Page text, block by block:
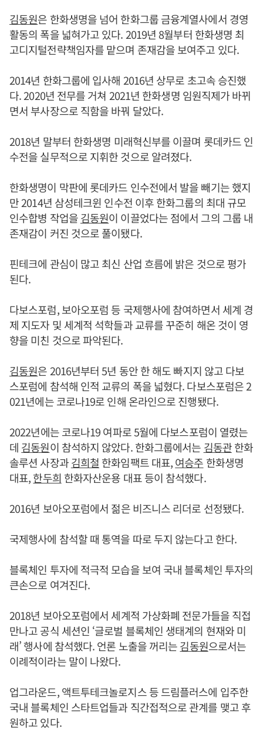
김동원은 한화생명을 넘어 한화그룹 금융계열사에서 경영
활동의 폭을 넓혀가고 있다. 2019년 8월부터 한화생명 최
고디지털전략책임자를 맡으며 존재감을 보여주고 있다.
2014년 한화그룹에 입사해 2016년 상무로 초고속 승진했
다. 2020년 전무를 거쳐 2021년 한화생명 임원직제가 바뀌
면서 부사장으로 직함을 바꿔 달았다.
2018년 말부터 한화생명 미래혁신부를 이끌며 롯데카드 인
수전을 실무적으로 지휘한 것으로 알려졌다.
한화생명이 막판에 롯데카드 인수전에서 발을 빼기는 했지
만 2014년 삼성테크윈 인수전 이후 한화그룹의 최대 규모
인수합병 작업을김동원이 이끌었다는 점에서 그의 그룹 내
존재감이 커진 것으로 풀이됐다.
핀테크에 관심이 많고 최신 산업 흐름에 밝은 것으로 평가
된다.
다보스포럼, 보아오포럼 등 국제행사에 참여하면서 세계 경
제 지도자 및 세계적 석학들과 교류를 꾸준히 해온 것이 영
향을 미친 것으로 파악된다.
김동원은 2016년부터 5년 동안 한 해도 빠지지 않고 다보
스포럼에 참석해 인적 교류의 폭을 넓혔다. 다보스포럼은 2
021년에는 코로나19로 인해 온라인으로 진행됐다.
2022년에는 코로나19 여파로 5월에 다보스포럼이 열렸는
데 김동원이 참석하지 않았다. 한화그룹에서는 김동관한화
솔루션 사장과김희철 한화임팩트 대표,여승주 한화생명
대표,한두희 한화자산운용 대표 등이 참석했다.
2016년 보아오포럼에서 젊은 비즈니스 리더로 선정됐다.
국제행사에 참석할 때 통역을 따로 두지 않는다고 한다.
블록체인 투자에 적극적 모습을 보여 국내 블록체인 투자의
큰손으로 여겨진다.
2018년 보아오포럼에서 세계적 가상화폐 전문가들을 직접
만나고 공식 세션인 ‘글로벌 블록체인 생태계의 현재와 미
래’ 행사에 참석했다. 언론 노출을 꺼리는김동원으로서는
이례적이라는 말이 나왔다.
업그라운드, 액트투테크놀로지스 등 드림플러스에 입주한
국내 블록체인 스타트업들과 직간접적으로 관계를 맺고 후
원하고 있다.